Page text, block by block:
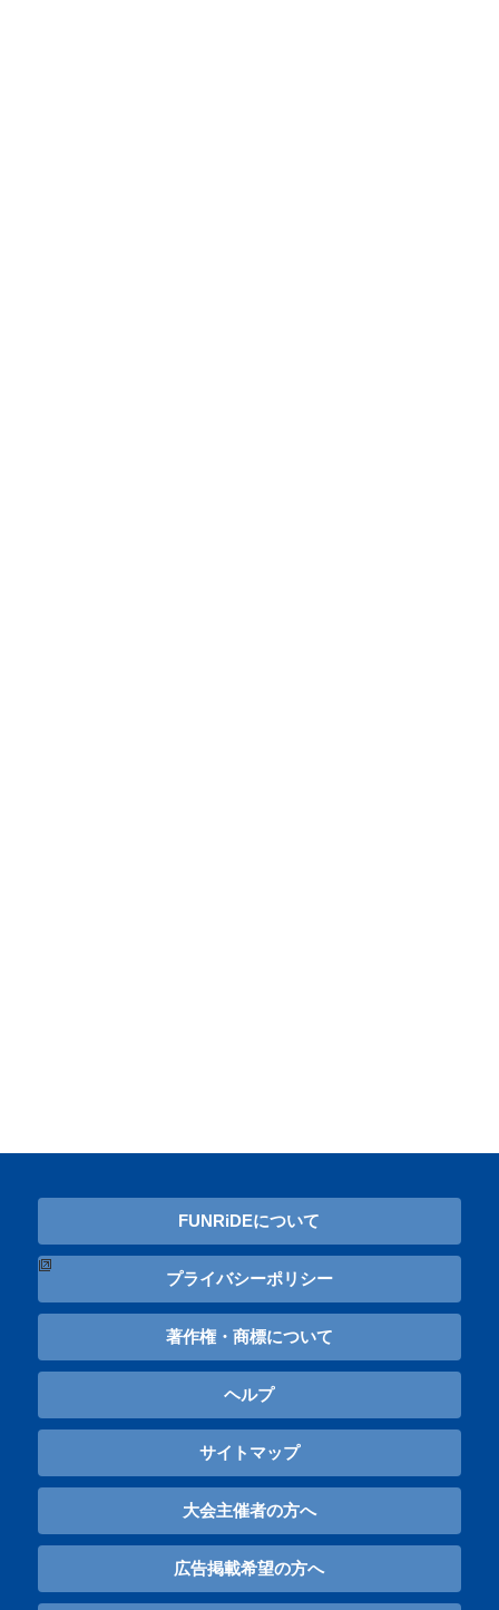
FUNRiDEについて
プライバシーポリシー
著作権・商標について
ヘルプ
サイトマップ
大会主催者の方へ
広告掲載希望の方へ